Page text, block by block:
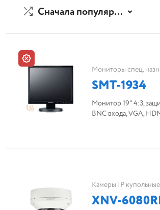
Сначала популярные
Мониторы спец.
SMT-1934
Монитор 19" 4:3,
BNC входа, VGA,
Камеры IP купольные
XNV-